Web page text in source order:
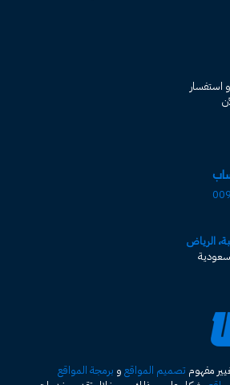
استفسار
الرياض
مفهوم تصميم المواقع و برمجة المواقع